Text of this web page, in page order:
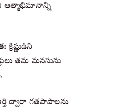
ఆత్మాభిమానాన్ని
క్రిష్ణుడిని
తమ మనసును
ఆర్తి ద్వారా గతపాపాలను